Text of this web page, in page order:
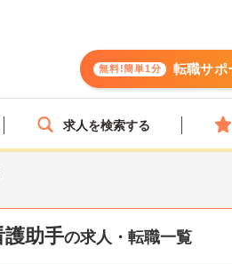
無料!簡単1分 転職サポ
求人を検索する
護助手の求人・転職一覧